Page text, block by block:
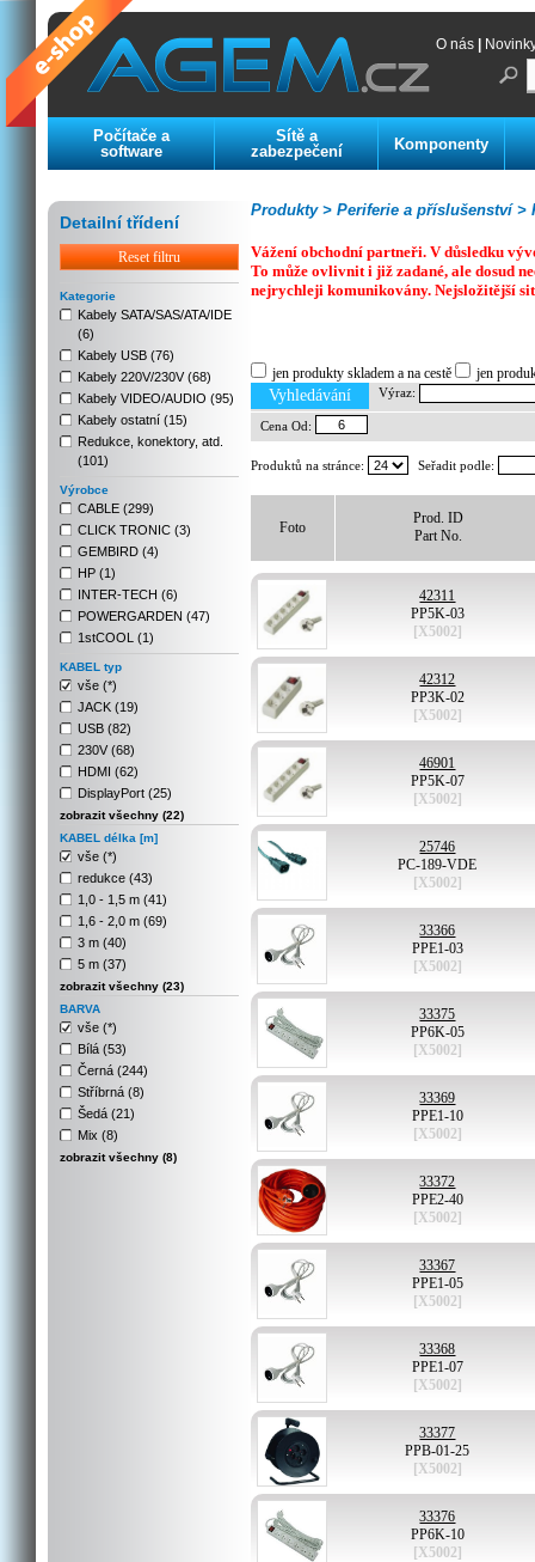
O nás
Počítače a
software
Sítě a
zabezpečení
Komponenty
Detailní třídení
Reset filtru
Kategorie
Kabely SATA/SAS/ATA/IDE
(6)
Kabely USB (76)
Kabely 220V/230V (68)
Kabely VIDEO/AUDIO (95)
Kabely ostatní (15)
Redukce, konektory, atd.
(101)
Výrobce
CABLE (299)
CLICK TRONIC (3)
GEMBIRD (4)
HP (1)
INTER-TECH (6)
POWERGARDEN (47)
1stCOOL (1)
KABEL typ
vše (*)
JACK (19)
USB (82)
230V (68)
HDMI (62)
DisplayPort (25)
zobrazit všechny (22)
KABEL délka [m]
vše (*)
redukce (43)
1,0 - 1,5 m (41)
1,6 - 2,0 m (69)
3 m (40)
5 m (37)
zobrazit všechny (23)
BARVA
vše (*)
Bílá (53)
Černá (244)
Stříbrná (8)
Šedá (21)
Mix (8)
zobrazit všechny (8)
Periferie a příslušenství >
Produkty >
Vážení obchodní partneři. V důsledku
To může ovlivnit i již zadané, ale dosud
nejrychleji komunikovány. Nejsložitější
jen produkty skladem a na cestě jen
Vyhledávání Výraz:
Cena Od:
Produktů na stránce: Seřadit podle:
Foto
Prod. ID
Part No.
42311
PP5K-03
[X5002]
42312
PP3K-02
[X5002]
46901
PP5K-07
[X5002]
25746
PC-189-VDE
[X5002]
33366
PPE1-03
[X5002]
33375
PP6K-05
[X5002]
33369
PPE1-10
[X5002]
33372
PPE2-40
[X5002]
33367
PPE1-05
[X5002]
33368
PPE1-07
[X5002]
33377
PPB-01-25
[X5002]
33376
PP6K-10
[X5002]